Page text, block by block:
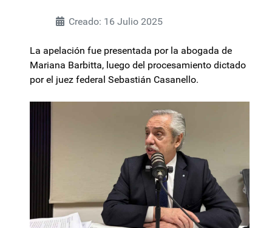
Creado: 16 Julio 2025
La apelación fue presentada por la abogada de
Mariana Barbitta, luego del procesamiento dictado
por el juez federal Sebastián Casanello.